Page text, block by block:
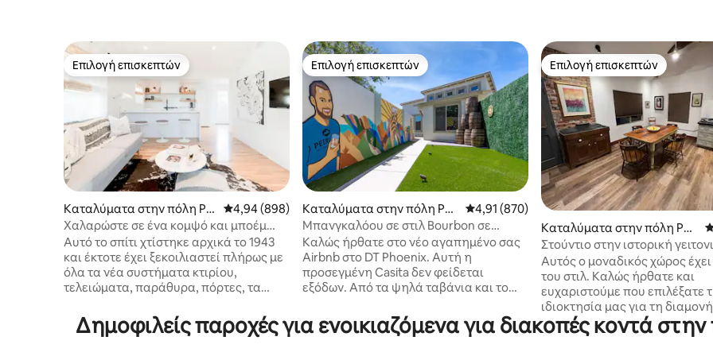
Επιλογή επισκεπτών
Επιλογή επισκεπτών
Καταλύματα στην πόλη Ph
oenix
Μέση βαθμολογία: 4,94 στα 5, 898 κριτικές
4,94 (898)
Χαλαρώστε σε ένα κομψό και μποέμ
μπανγκαλόου στο Φοίνιξ
Αυτό το σπίτι χτίστηκε αρχικά το 1943
και έκτοτε έχει ξεκοιλιαστεί πλήρως με
όλα τα νέα συστήματα κτιρίου,
τελειώματα, παράθυρα, πόρτες, τα
επισκέπτες μας είναι όσο το δυνατόν
πιο άνετοι με παροχές όπως στρώματα
Επιλογή επισκεπτών
Επιλογή επισκεπτών
Καταλύματα στην πόλη Pho
enix
Μέση βαθμολογία: 4,91 στα 5, 870 κριτικές
4,91 (870)
Μπανγκαλόου σε στιλ Bourbon σε
κεντρική τοποθεσία κοντά στο
αεροδρόμιο
Καλώς ήρθατε στο νέο αγαπημένο σας
Airbnb στο DT Phoenix. Αυτή η
προσεγμένη Casita δεν φείδεται
εξόδων. Από τα ψηλά ταβάνια και το
κορυφαίες παροχές, όπως μια
καφετιέρα Nespresso, ένα ηχείο
Επιλογή επισκεπτών
Επιλογή επισκεπτών
Καταλύματα στην πόλη Pho
enix
Στούντιο στην ιστορική
Garfield
Αυτός ο μοναδικός χώρος έχει
του στιλ. Καλώς ήρθατε και
ευχαριστούμε που επιλέξατε
ιδιοκτησία μας για τη
Φοίνιξ. ΔΕΝ ΕΠΙΤΡΕΠΟΝΤΑΙ
Είμαστε ενθουσιασμένοι που
Δημοφιλείς παροχές για ενοικιαζόμενα για διακοπές κοντά